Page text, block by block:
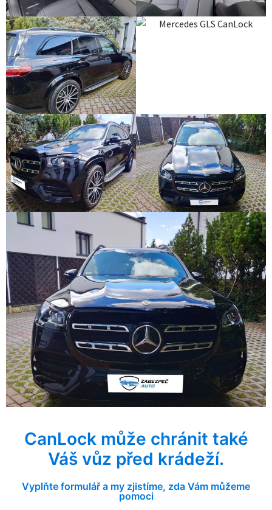
CanLock může chránit také
Váš vůz před krádeží.
Vyplňte formulář a my zjistíme, zda Vám můžeme
pomoci